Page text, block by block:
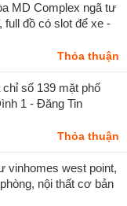
MD Complex ngã tư
full đồ có slot để xe -
Thỏa thuận
số 139 mặt phố
1 - Đăng Tin
Thỏa thuận
vinhomes west point,
nội thất cơ bản